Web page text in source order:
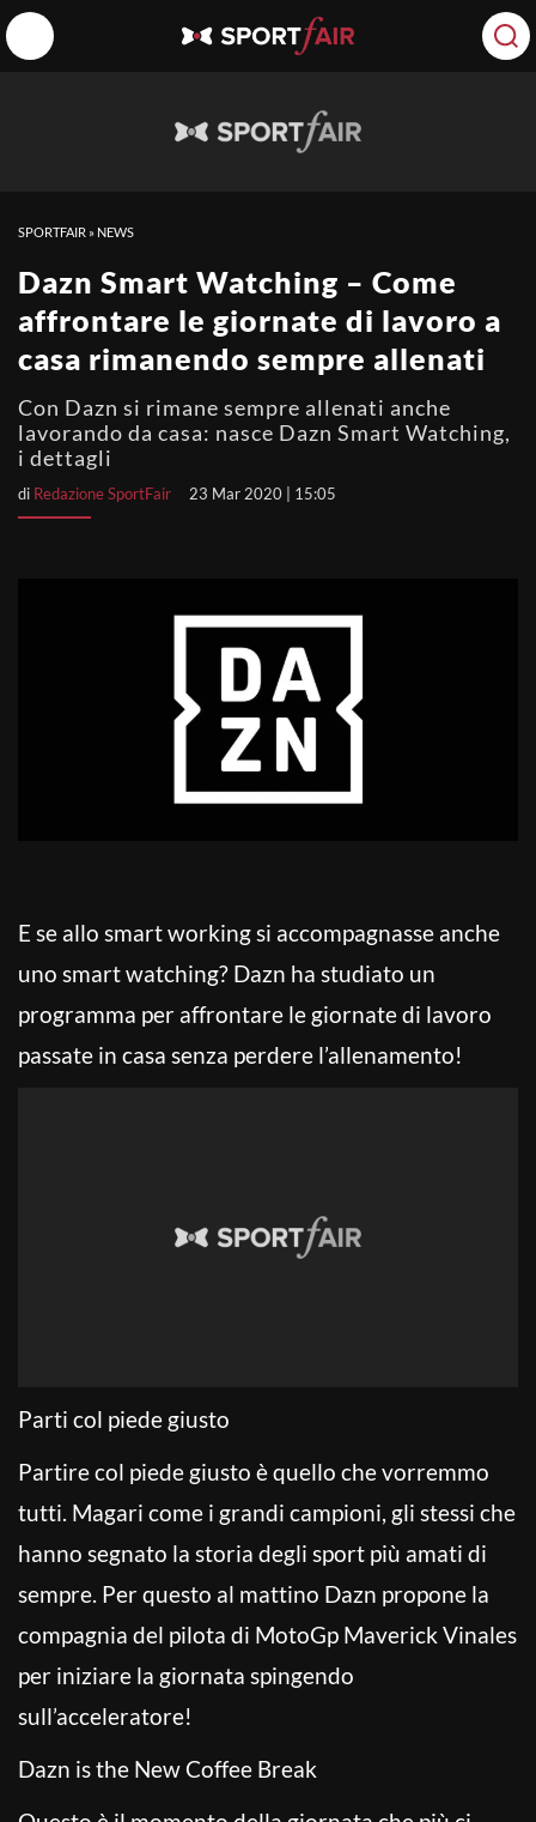
SPORTFAIR » NEWS
Dazn Smart Watching – Come
affrontare le giornate di lavoro a
casa rimanendo sempre allenati
Con Dazn si rimane sempre allenati anche
lavorando da casa: nasce Dazn Smart Watching,
i dettagli
di Redazione SportFair 23 Mar 2020 | 15:05
E se allo smart working si accompagnasse anche
uno smart watching? Dazn ha studiato un
programma per affrontare le giornate di lavoro
passate in casa senza perdere l’allenamento!
Parti col piede giusto
Partire col piede giusto è quello che vorremmo
tutti. Magari come i grandi campioni, gli stessi che
hanno segnato la storia degli sport più amati di
sempre. Per questo al mattino Dazn propone la
compagnia del pilota di MotoGp Maverick Vinales
per iniziare la giornata spingendo
sull’acceleratore!
Dazn is the New Coffee Break